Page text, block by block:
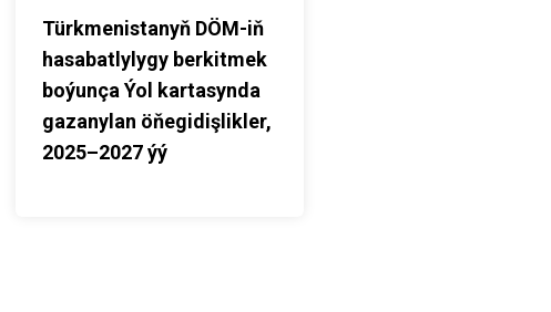
Türkmenistanyň DÖM-iň
hasabatlylygy berkitmek
boýunça Ýol kartasynda
gazanylan öňegidişlikler,
2025–2027 ýý